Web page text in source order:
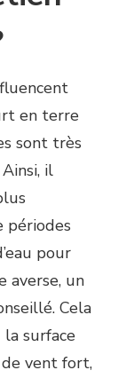
en terre
sont très
il
périodes
pour
averse, un
Cela
surface
de vent fort,